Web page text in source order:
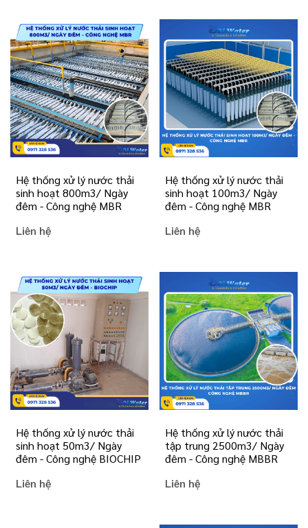
Hệ thống xử lý nước thải
sinh hoạt 800m3/ Ngày
đêm - Công nghệ MBR
Liên hệ
Hệ thống xử lý nước thải
sinh hoạt 100m3/ Ngày
đêm - Công nghệ MBR
Liên hệ
Hệ thống xử lý nước thải
sinh hoạt 50m3/ Ngày
đêm - Công nghệ BIOCHIP
Liên hệ
Hệ thống xử lý nước thải
tập trung 2500m3/ Ngày
đêm - Công nghệ MBBR
Liên hệ